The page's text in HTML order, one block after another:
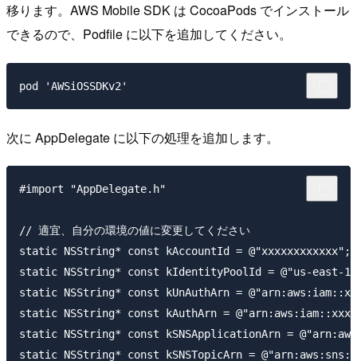
移ります。AWS Mobile SDK は CocoaPods でインストール
できるので、Podfile に以下を追加してください。
次に AppDelegate に以下の処理を追加します。
#import "AppDelegate.h"
// 適宜、自分の環境の値に変更してください
static NSString* const kAccountId = @"xxxxxxxxxxxx";
static NSString* const kIdentityPoolId = @"us-east-
static NSString* const kUnAuthArn =
static NSString* const kAuthArn =
static NSString* const kSNSApplicationArn =
static NSString* const kSNSTopicArn =